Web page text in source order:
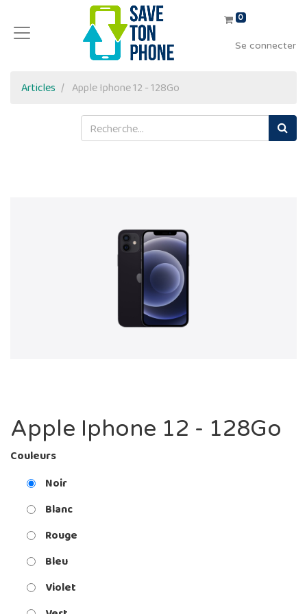
0
Se connecter
Articles Apple Iphone 12 - 128Go
Apple Iphone 12 - 128Go
Couleurs
Noir
Blanc
Rouge
Bleu
Violet